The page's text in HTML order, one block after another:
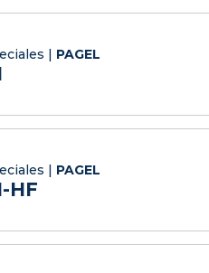
| PAGEL
| PAGEL
HF